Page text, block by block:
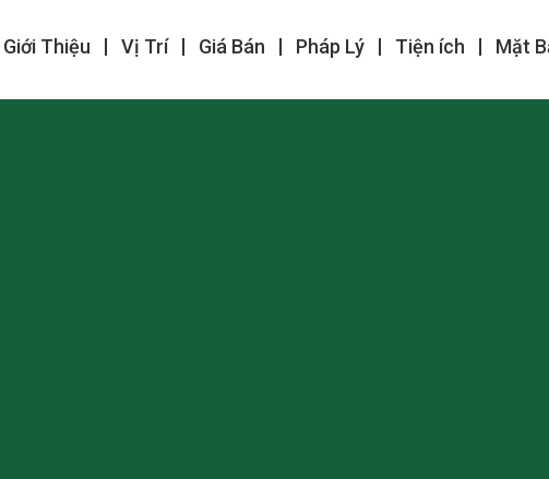
Giới Thiệu Vị Trí Giá Bán Pháp Lý Tiện ích Mặt